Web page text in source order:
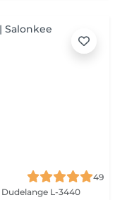
49
Dudelange L-3440